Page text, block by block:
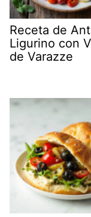
Receta de
Ligurino con
de Varazze